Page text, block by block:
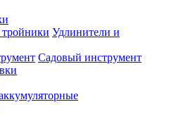
Удлинители и
Садовый инструмент